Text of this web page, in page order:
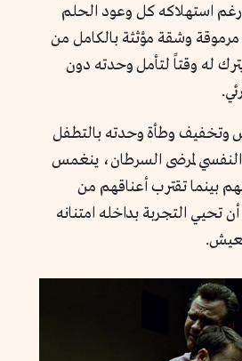
رغم استهلاكه كل وعود الحلم
مرموقة وشقة مؤثثة بالكامل من
يترك له وقتاً لتأمل وحدته دون
وتخفيف وطأة وحدته بالتطفل
لمرضى السرطان، ينغمس
بينما تقترب أعناقهم من
تحيي التجربة بداخله امتنانه